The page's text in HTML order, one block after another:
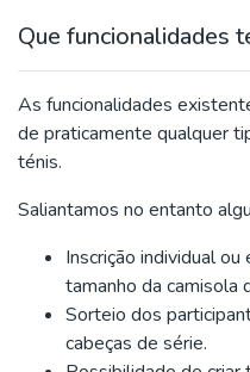
Que funcionalidades
As funcionalidades
de praticamente qualquer
ténis.
Saliantamos no entanto
Inscrição individual ou
tamanho da camisola
Sorteio dos
cabeças de série.